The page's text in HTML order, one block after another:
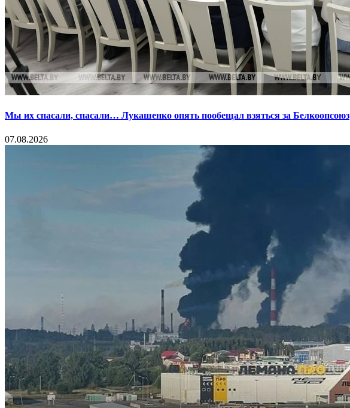
Мы их спасали, спасали… Лукашенко опять пообещал взяться за Белкоопсоюз
07.08.2026